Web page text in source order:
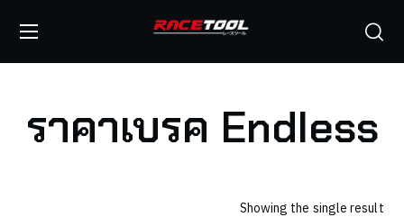
ราคาเบรค Endless
Showing the single result